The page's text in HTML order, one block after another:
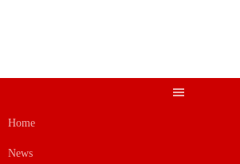
Inhalt
Home
News